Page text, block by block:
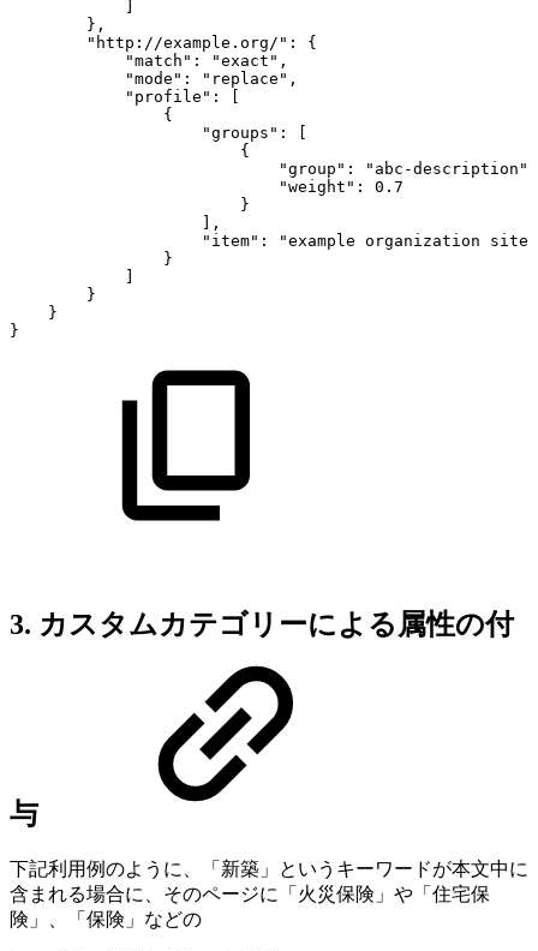
},
"http://example.org/":
{
"match":
"exact",
"mode":
"replace",
"profile":
{
"groups":
{
"group":
"abc-description",
"weight":
0.7
}
],
"item":
"example organization
site"
}
}
}
}
3. カスタムカテゴリーによる属性の付
与
下記利用例のように、「新築」というキーワードが本文中に
含まれる場合に、そのページに「火災保険」や「住宅保
険」、「保険」などの